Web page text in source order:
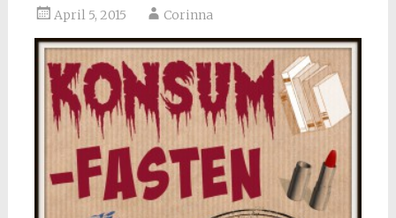
April 5, 2015 Corinna